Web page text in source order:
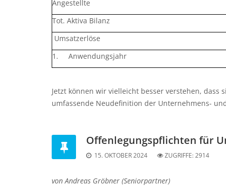
Angestellte
Tot. Aktiva Bilanz
Umsatzerlöse
1. Anwendungsjahr
Jetzt können wir vielleicht besser verstehen,
umfassende Neudefinition der Unternehmens-
Offenlegungspflichten für
15. OKTOBER 2024 ZUGRIFFE:2914
von Andreas Gröbner (Seniorpartner)